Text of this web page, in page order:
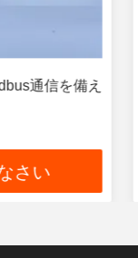
通信を備え
さい